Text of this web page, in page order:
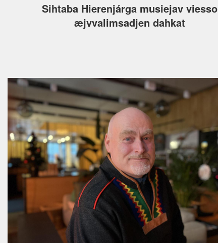
Sihtaba Hierenjárga musiejav viesso
æjvvalimsadjen dahkat